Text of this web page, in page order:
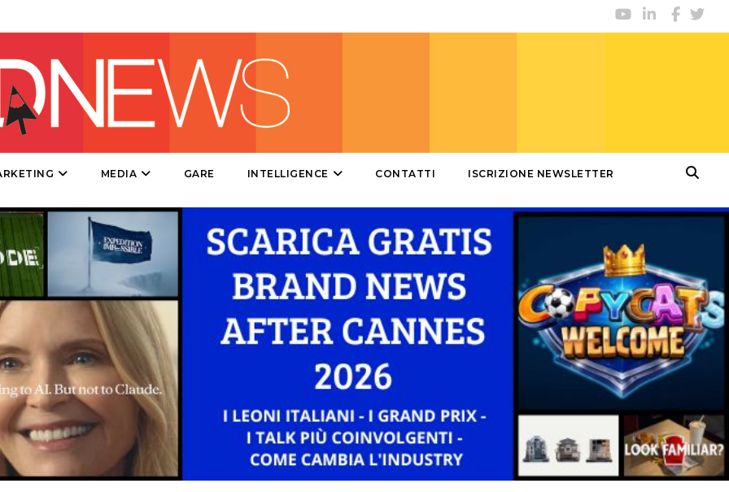
DIGITALE
EDITORIA
RADIO / AUDIO
TV
DATI
RICERCHE
PREVISIONI/SCENARI
NORMATIVE
MEDIA GARE INTELLIGENCE CONTATTI ISCRIZIONE NEWSLETTER